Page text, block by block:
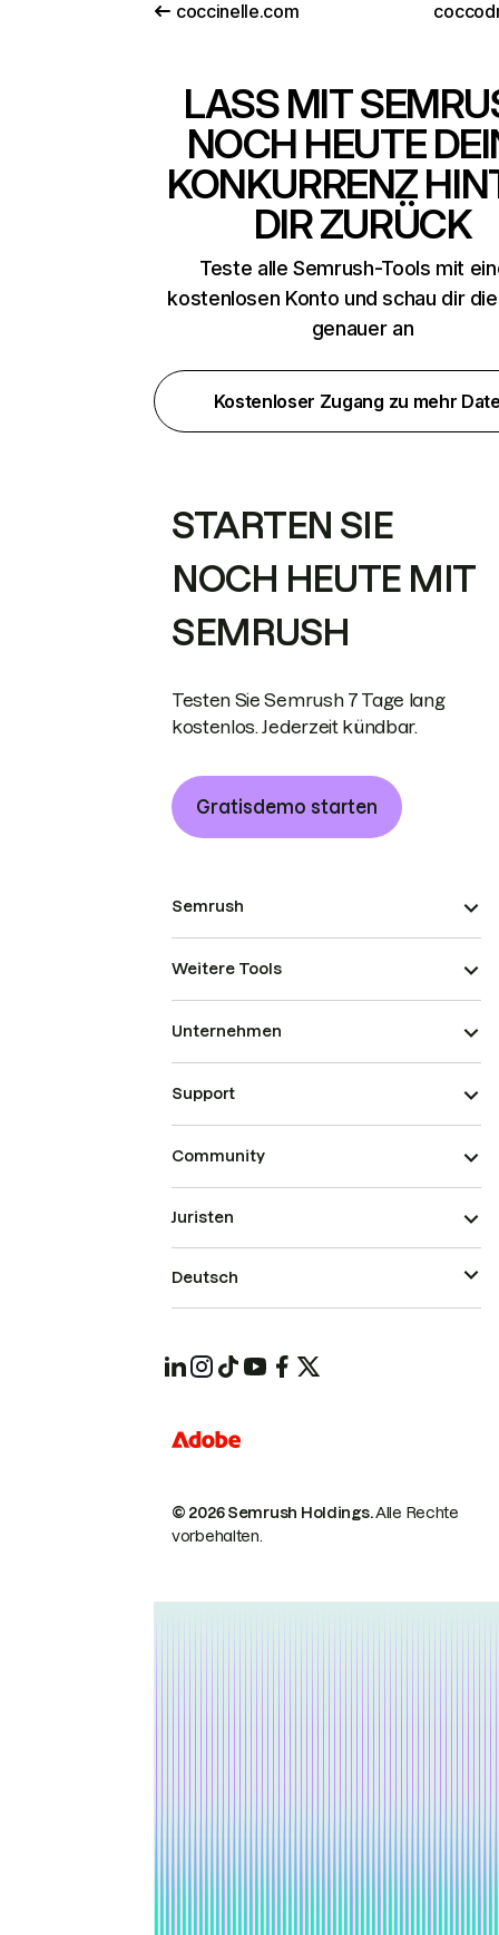
coccinelle.com
LASS MIT
NOCH HEUTE
KONKURRENZ
DIR ZURÜCK
Teste alle Semrush-Tools mit
kostenlosen Konto und schau dir
genauer an
Kostenloser Zugang zu mehr
STARTEN SIE
NOCH HEUTE MIT
SEMRUSH
Testen Sie Semrush 7 Tage lang
kostenlos. Jederzeit kündbar.
Gratisdemo starten
Semrush
Weitere Tools
Unternehmen
Support
Community
© 2026 Semrush Holdings.Alle Rechte
vorbehalten.
Juristen
Deutsch